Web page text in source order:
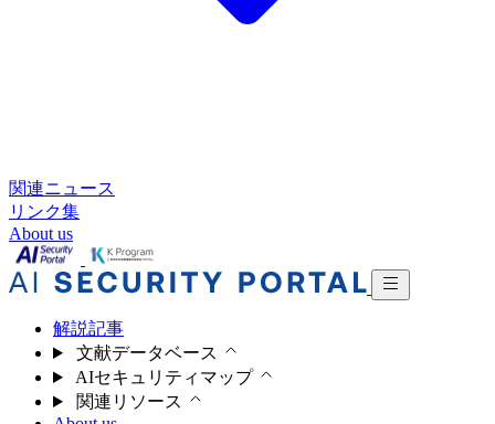
関連ニュース
リンク集
About us
解説記事
文献データベース
AIセキュリティマップ
関連リソース